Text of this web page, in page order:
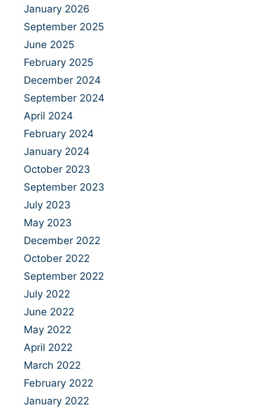
January 2026
September 2025
June 2025
February 2025
December 2024
September 2024
April 2024
February 2024
January 2024
October 2023
September 2023
July 2023
May 2023
December 2022
October 2022
September 2022
July 2022
June 2022
May 2022
April 2022
March 2022
February 2022
January 2022